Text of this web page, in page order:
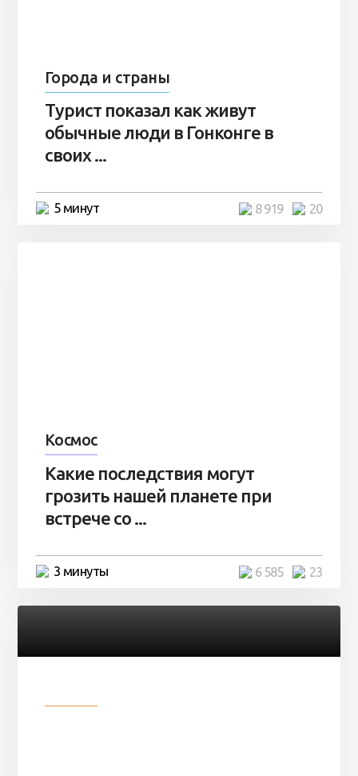
Города и страны
Турист показал как живут
обычные люди в Гонконге в
своих ...
5 минут 20
8 919
Космос
Какие последствия могут
грозить нашей планете при
встрече со ...
3 минуты 23
6 585